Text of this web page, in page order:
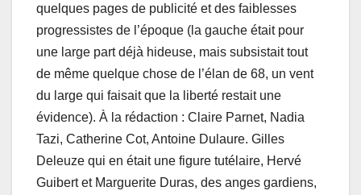
quelques pages de publicité et des faiblesses
progressistes de l’époque (la gauche était pour
une large part déjà hideuse, mais subsistait tout
de même quelque chose de l’élan de 68, un vent
du large qui faisait que la liberté restait une
évidence). À la rédaction : Claire Parnet, Nadia
Tazi, Catherine Cot, Antoine Dulaure. Gilles
Deleuze qui en était une figure tutélaire, Hervé
Guibert et Marguerite Duras, des anges gardiens,